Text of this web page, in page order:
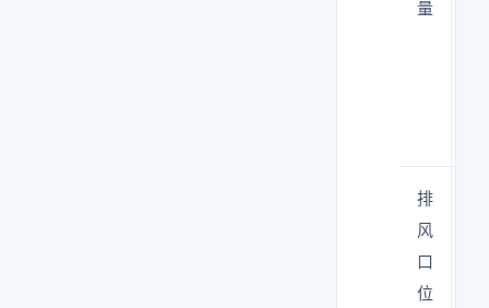
量
排
风
口
位